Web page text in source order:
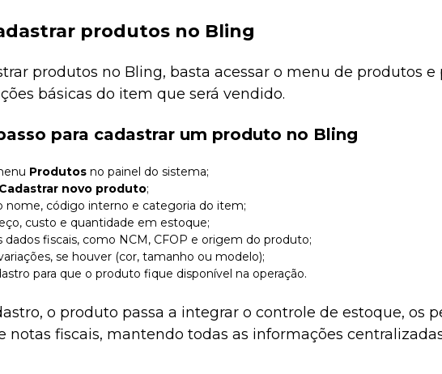
produtos no Bling
produtos no Bling, basta acessar o menu de produtos e
básicas do item que será vendido.
para cadastrar um produto no Bling
Produtos no painel do sistema;
Cadastrar novo produto;
nome, código interno e categoria do item;
custo e quantidade em estoque;
dados fiscais, como NCM, CFOP e origem do produto;
se houver (cor, tamanho ou modelo);
para que o produto fique disponível na operação.
o produto passa a integrar o controle de estoque, os
notas fiscais, mantendo todas as informações